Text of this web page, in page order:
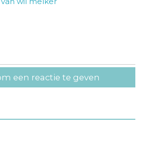
een reactie te geven